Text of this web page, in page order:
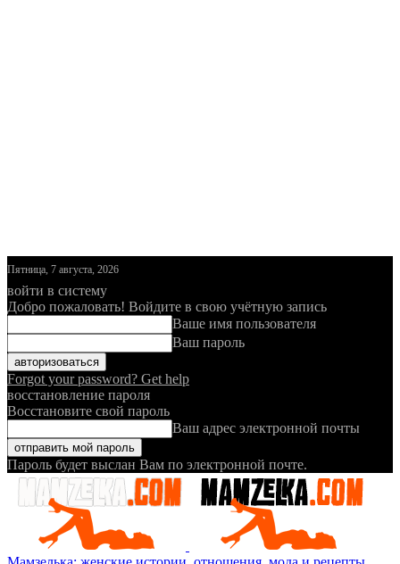
Пятница, 7 августа, 2026
войти в систему
Добро пожаловать! Войдите в свою учётную запись
Ваше имя пользователя
Ваш пароль
Forgot your password? Get help
восстановление пароля
Восстановите свой пароль
Ваш адрес электронной почты
Пароль будет выслан Вам по электронной почте.